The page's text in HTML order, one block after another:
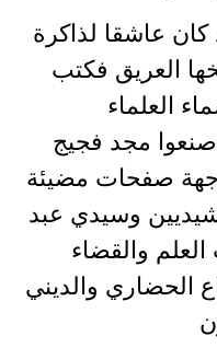
كان عاشقا لذاكرة
العريق فكتب
العلماء
صنعوا مجد فجيج
صفحات مضيئة
وسيدي عبد
والقضاء
الحضاري والديني